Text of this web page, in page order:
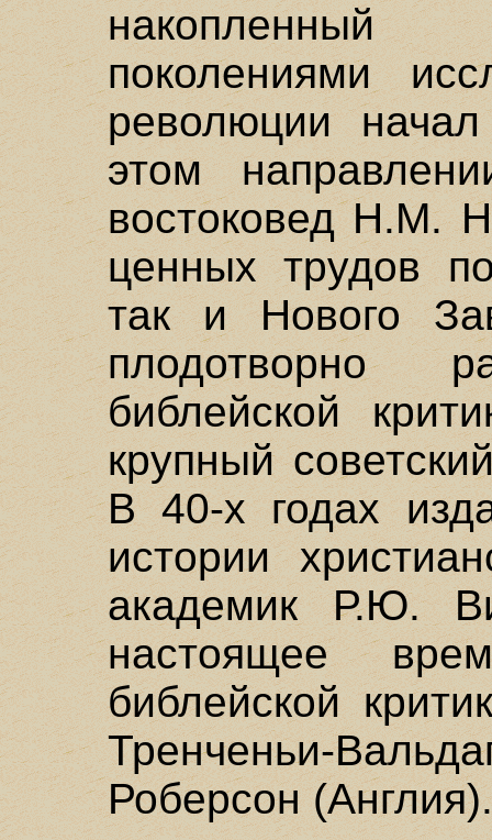
накопленный
поколениями
революции
этом
востоковед Н.М.
ценных трудов
так и Нового
плодотворно
библейской
крупный
В 40-х годах
истории
академик Р.Ю.
настоящее
библейской
Тренченьи-
Роберсон (Англия).